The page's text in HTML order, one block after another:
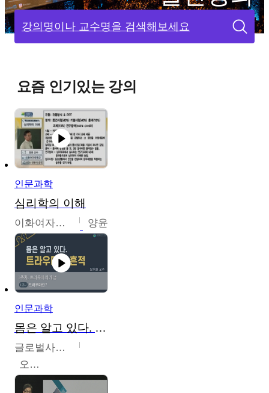
강의명이나 교수명을 검색해보세요
요즘 인기있는 강의
인문과학
심리학의 이해
이화여자대학교 양윤
인문과학
몸은 알고 있다. 트라우마의 흔적
글로벌사이버대학교
오주원